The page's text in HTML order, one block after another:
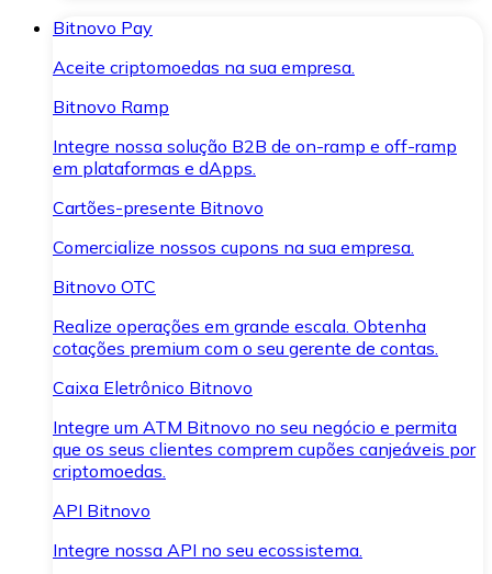
Bitnovo Pay
Aceite criptomoedas na sua empresa.
Bitnovo Ramp
Integre nossa solução B2B de on-ramp e off-ramp
em plataformas e dApps.
Cartões-presente Bitnovo
Comercialize nossos cupons na sua empresa.
Bitnovo OTC
Realize operações em grande escala. Obtenha
cotações premium com o seu gerente de contas.
Caixa Eletrônico Bitnovo
Integre um ATM Bitnovo no seu negócio e permita
que os seus clientes comprem cupões canjeáveis por
criptomoedas.
API Bitnovo
Integre nossa API no seu ecossistema.